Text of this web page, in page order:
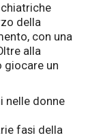
della
con una
alla
giocare un
nelle donne
fasi della